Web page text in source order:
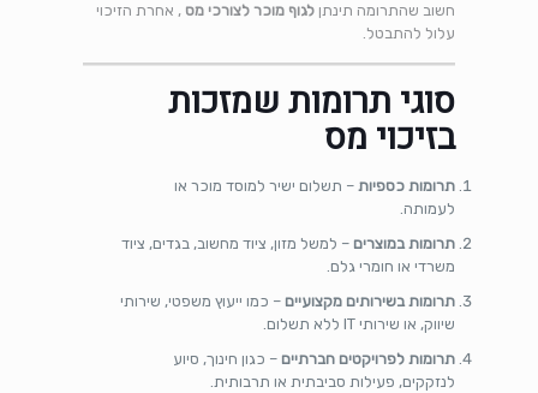
חשוב שהתרומה תינתןלגוף מוכר לצורכי מס, אחרת הזיכוי
עלול להתבטל.
סוגי תרומות שמזכות
בזיכוי מס
תרומות כספיות – תשלום ישיר למוסד מוכר או
לעמותה.
תרומות במוצרים – למשל מזון, ציוד מחשוב, בגדים, ציוד
משרדי או חומרי גלם.
תרומות בשירותים מקצועיים – כמו ייעוץ משפטי, שירותי
שיווק, או שירותי IT ללא תשלום.
תרומות לפרויקטים חברתיים – כגון חינוך, סיוע
לנזקקים, פעילות סביבתית או תרבותית.